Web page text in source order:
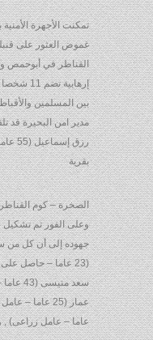
تمكنت الأجهزة
غموض العثور على
القناطر في أبوحمص
إرهابية
بين المسلمين
مدير امن البحيرة قد
رزق
بقرية
الصخرة – كوم
وعلى الفور تم
جهوده إلى أن كل من
(23 عاما – حاصل
سعد
عاما – عامل زراعى) ,